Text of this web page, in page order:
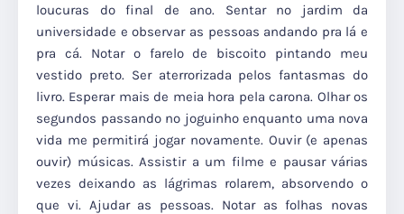
loucuras do final de ano. Sentar no jardim da
universidade e observar as pessoas andando pra lá e
pra cá. Notar o farelo de biscoito pintando meu
vestido preto. Ser aterrorizada pelos fantasmas do
livro. Esperar mais de meia hora pela carona. Olhar os
segundos passando no joguinho enquanto uma nova
vida me permitirá jogar novamente. Ouvir (e apenas
ouvir) músicas. Assistir a um filme e pausar várias
vezes deixando as lágrimas rolarem, absorvendo o
que vi. Ajudar as pessoas. Notar as folhas novas